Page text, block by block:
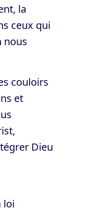
la
ceux qui
nous
couloirs
et
Dieu
loi